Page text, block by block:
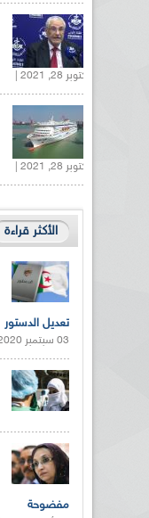
أكتوبر 28, 2021 |
أكتوبر 28, 2021 |
الأكثر قراءة
تعديل الدستور
03 سبتمبر 2020 |
مفضوحة